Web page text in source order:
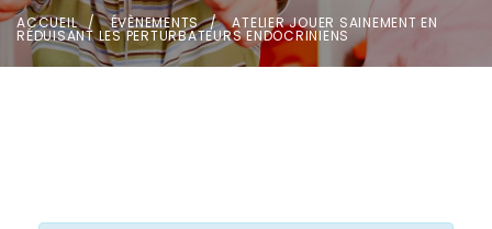
ACCUEIL ÉVÈNEMENTS ATELIER JOUER SAINEMENT EN
RÉDUISANT LES PERTURBATEURS ENDOCRINIENS